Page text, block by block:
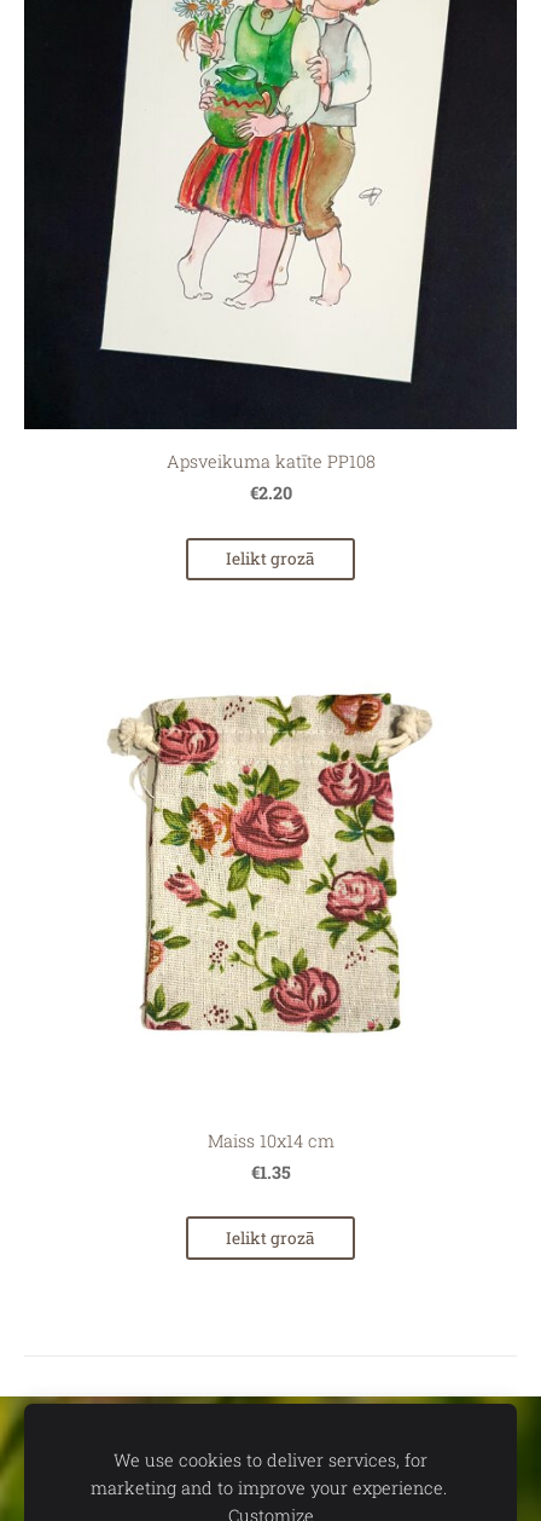
Apsveikuma katīte PP108
€2.20
Ielikt grozā
Maiss 10x14 cm
€1.35
Ielikt grozā
dāvanu un suvenīru veikals TEV: Aleksandra Čaka ielā 22,
We use cookies to deliver services, for
marketing and to improve your experience.
Customize